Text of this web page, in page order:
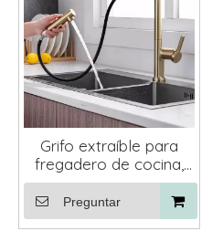
Grifo extraíble para
fregadero de cocina,
rociador con caño
flexible de latón
dorado, grifo
Preguntar